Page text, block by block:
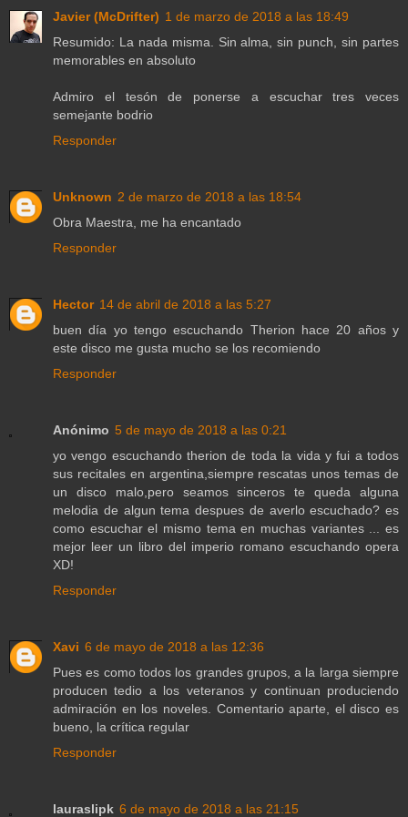
Javier (McDrifter) 1 de marzo de 2018 a las 18:49
Resumido: La nada misma. Sin alma, sin punch, sin partes
memorables en absoluto
Admiro el tesón de ponerse a escuchar tres veces
semejante bodrio
Responder
Unknown 2 de marzo de 2018 a las 18:54
Obra Maestra, me ha encantado
Responder
Hector 14 de abril de 2018 a las 5:27
buen día yo tengo escuchando Therion hace 20 años y
este disco me gusta mucho se los recomiendo
Responder
Anónimo 5 de mayo de 2018 a las 0:21
yo vengo escuchando therion de toda la vida y fui a todos
sus recitales en argentina,siempre rescatas unos temas de
un disco malo,pero seamos sinceros te queda alguna
melodia de algun tema despues de averlo escuchado? es
como escuchar el mismo tema en muchas variantes ... es
mejor leer un libro del imperio romano escuchando opera
XD!
Responder
Xavi 6 de mayo de 2018 a las 12:36
Pues es como todos los grandes grupos, a la larga siempre
producen tedio a los veteranos y continuan produciendo
admiración en los noveles. Comentario aparte, el disco es
bueno, la crítica regular
Responder
lauraslipk 6 de mayo de 2018 a las 21:15